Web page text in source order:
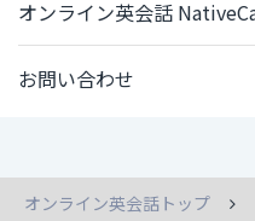
オンライン英会話
お問い合わせ
オンライン英会話トップ